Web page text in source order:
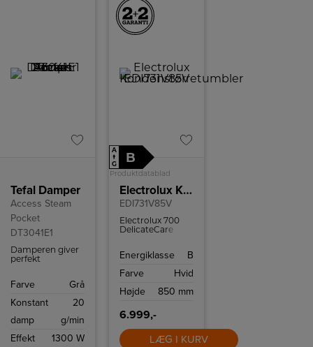
Tefal Damper
Access Steam
Pocket
DT3041E1
Damperen giver
perfekt
på alle stoffer.
Farve
Grå
Konstant
damp
20
g/min
Effekt
1300 W
A
↑
G
B
Produktdatablad
Electrolux Kondenstørretumbler
EDI731V85V
Electrolux 700
DelicateCare
varmepumpeteknologi
Perfekt tørring til
høj
Energiklasse
B
Farve
Hvid
Højde
850 mm
6.999,-
LÆG I KURV